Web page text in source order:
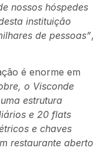
nossos hóspedes
instituição
de pessoas”,
é enorme em
o Visconde
estrutura
e 20 flats
e chaves
restaurante aberto